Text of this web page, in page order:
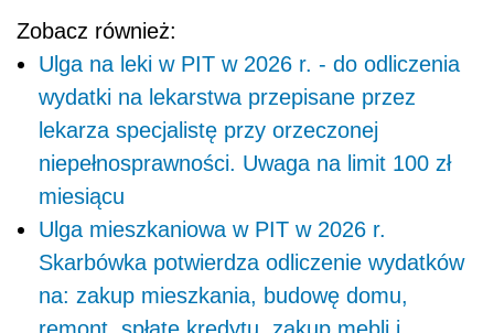
Zobacz również:
Ulga na leki w PIT w 2026 r. - do odliczenia
wydatki na lekarstwa przepisane przez
lekarza specjalistę przy orzeczonej
niepełnosprawności. Uwaga na limit 100 zł
miesiącu
Ulga mieszkaniowa w PIT w 2026 r.
Skarbówka potwierdza odliczenie wydatków
na: zakup mieszkania, budowę domu,